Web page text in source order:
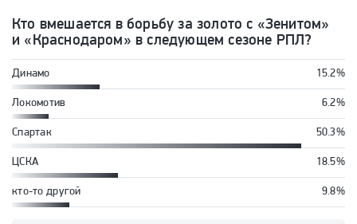
ФК ЦСКА (Москва)
Кто вмешается в борьбу за золото с «Зенитом»
и «Краснодаром» в следующем сезоне РПЛ?
Динамо 15.2%
Локомотив 6.2%
Спартак 50.3%
ЦСКА 18.5%
кто-то другой 9.8%